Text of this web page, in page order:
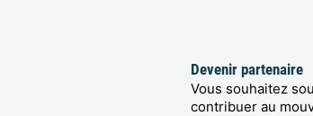
Devenir partenaire
Vous souhaitez
contribuer au